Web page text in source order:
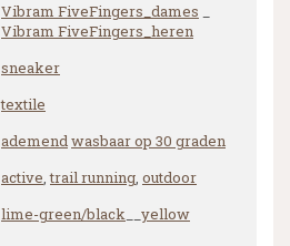
Vibram FiveFingers_dames
Vibram FiveFingers_heren
sneaker
textile
ademendwasbaar op 30 graden
active,trail running, outdoor
lime-green/black yellow